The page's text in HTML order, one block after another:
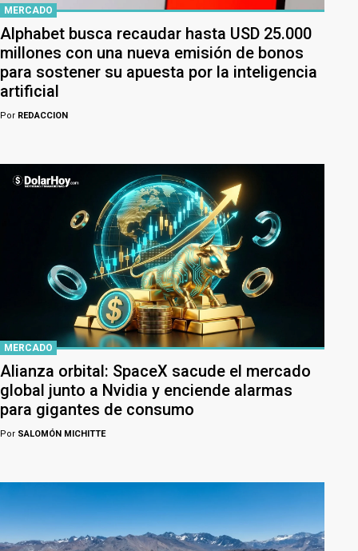
MERCADO
Alphabet busca recaudar hasta USD 25.000
millones con una nueva emisión de bonos
para sostener su apuesta por la inteligencia
artificial
Por REDACCION
MERCADO
Alianza orbital: SpaceX sacude el mercado
global junto a Nvidia y enciende alarmas
para gigantes de consumo
Por SALOMÓN MICHITTE